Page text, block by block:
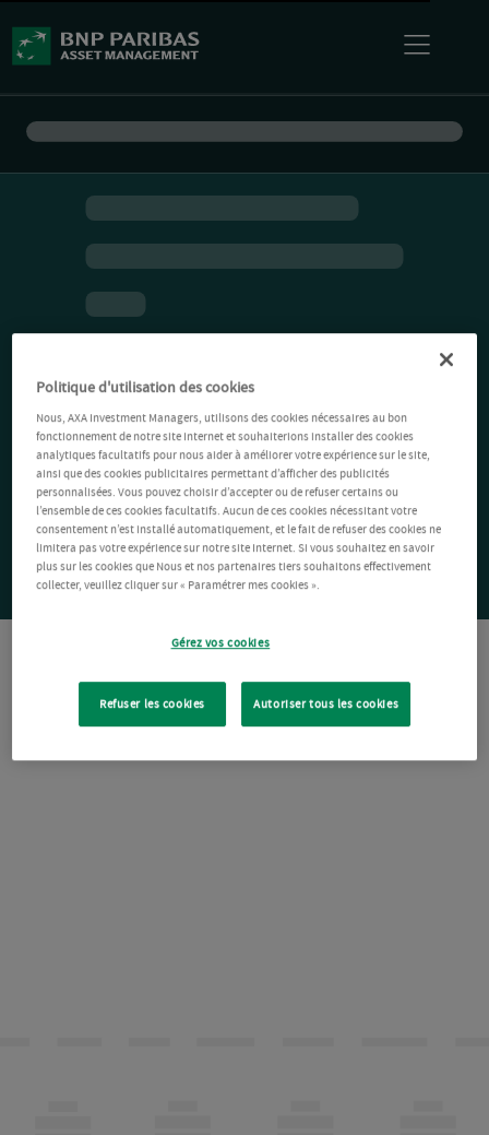
Politique d'utilisation des cookies
Nous, AXA Investment Managers, utilisons des cookies nécessaires au bon
fonctionnement de notre site Internet et souhaiterions installer des cookies
analytiques facultatifs pour nous aider à améliorer votre expérience sur le site,
ainsi que des cookies publicitaires permettant d’afficher des publicités
personnalisées. Vous pouvez choisir d’accepter ou de refuser certains ou
l’ensemble de ces cookies facultatifs. Aucun de ces cookies nécessitant votre
consentement n’est installé automatiquement, et le fait de refuser des cookies ne
limitera pas votre expérience sur notre site Internet. Si vous souhaitez en savoir
plus sur les cookies que Nous et nos partenaires tiers souhaitons effectivement
collecter, veuillez cliquer sur « Paramétrer mes cookies ».
Gérez vos cookies
Refuser les cookies Autoriser tous les cookies